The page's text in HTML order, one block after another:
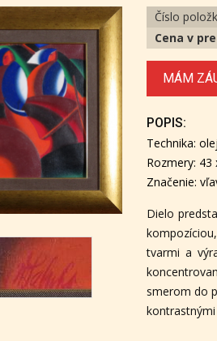
Číslo
Cena v
MÁM
POPIS:
Technika:
Rozmery:
Značenie:
Dielo
tvarmi a
smerom do